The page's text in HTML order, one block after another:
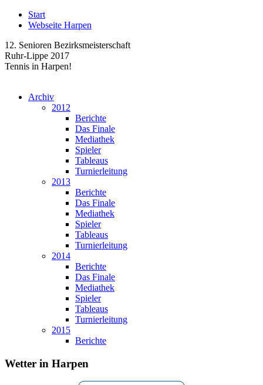
Start
Webseite Harpen
12. Senioren Bezirksmeisterschaft
Ruhr-Lippe 2017
Tennis in Harpen!
Archiv
2012
Berichte
Das Finale
Mediathek
Spieler
Tableaus
Turnierleitung
2013
Berichte
Das Finale
Mediathek
Spieler
Tableaus
Turnierleitung
2014
Berichte
Das Finale
Mediathek
Spieler
Tableaus
Turnierleitung
2015
Berichte
Wetter in Harpen